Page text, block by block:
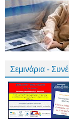
Σεμινάρια -